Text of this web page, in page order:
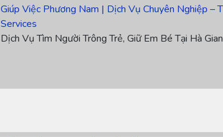
Giúp Việc Phương Nam | Dịch Vụ Chuyên Nghiệp –
Services
Dịch Vụ Tìm Người Trông Trẻ, Giữ Em Bé Tại Hà